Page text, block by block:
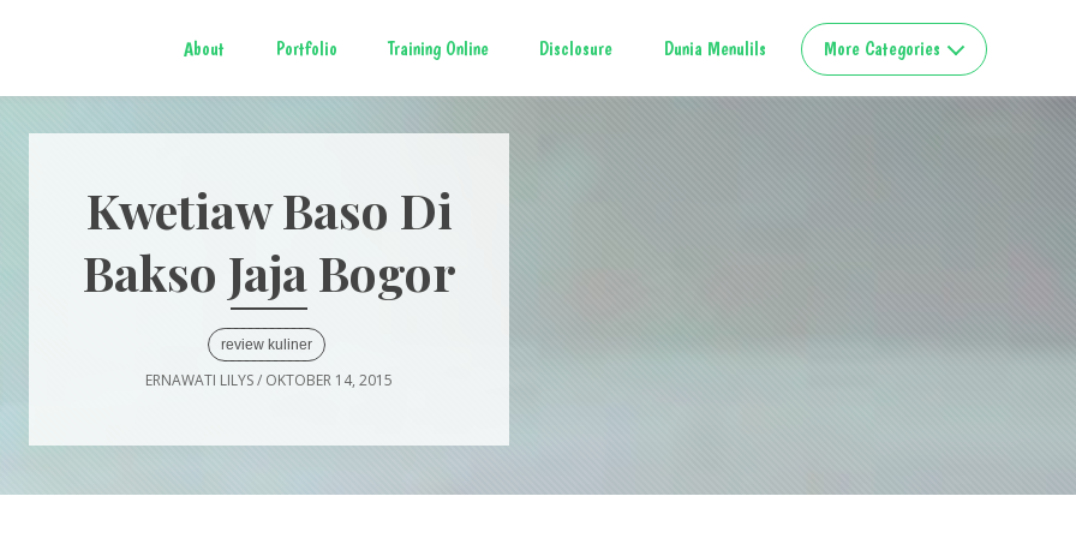
About Portfolio Training Online Disclosure Dunia Menulils More Categories
Kwetiaw Baso Di
Bakso Jaja Bogor
review kuliner
ERNAWATI LILYS/ OKTOBER 14, 2015